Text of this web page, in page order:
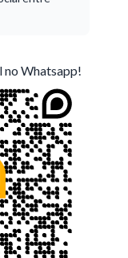
no Whatsapp!